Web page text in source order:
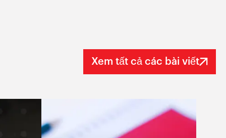
Xem tất cả các bài viết